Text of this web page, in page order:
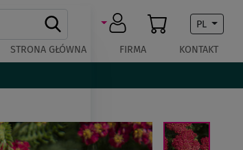
PL
STRONA GŁÓWNA FIRMA KONTAKT